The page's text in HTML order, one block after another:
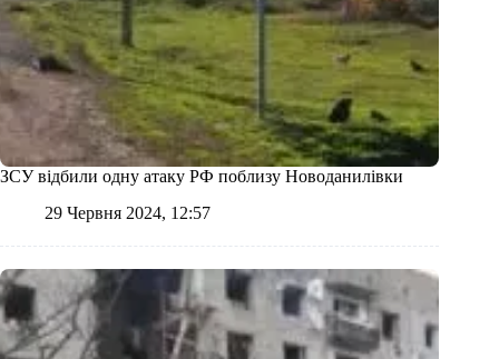
ЗСУ відбили одну атаку РФ поблизу Новоданилівки
29 Червня 2024, 12:57